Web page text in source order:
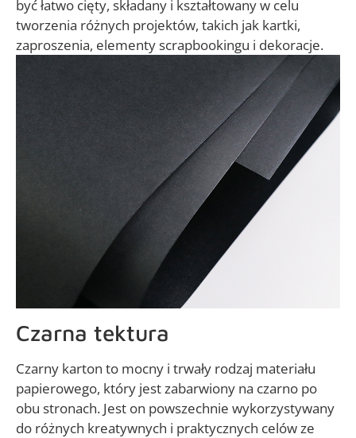
być łatwo cięty, składany i kształtowany w celu
tworzenia różnych projektów, takich jak kartki,
zaproszenia, elementy scrapbookingu i dekoracje.
Czarna tektura
Czarny karton to mocny i trwały rodzaj materiału
papierowego, który jest zabarwiony na czarno po
obu stronach. Jest on powszechnie wykorzystywany
do różnych kreatywnych i praktycznych celów ze